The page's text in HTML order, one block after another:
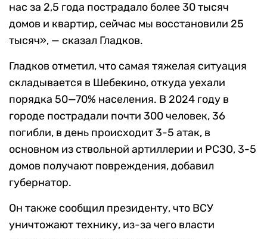
нас за 2,5 года пострадало более 30 тысяч
домов и квартир, сейчас мы восстановили 25
тысяч», — сказал Гладков.
Гладков отметил, что самая тяжелая ситуация
складывается в Шебекино, откуда уехали
порядка 50—70% населения. В 2024 году в
городе пострадали почти 300 человек, 36
погибли, в день происходит 3-5 атак, в
основном из ствольной артиллерии и РСЗО, 3-5
домов получают повреждения, добавил
губернатор.
Он также сообщил президенту, что ВСУ
уничтожают технику, из-за чего власти